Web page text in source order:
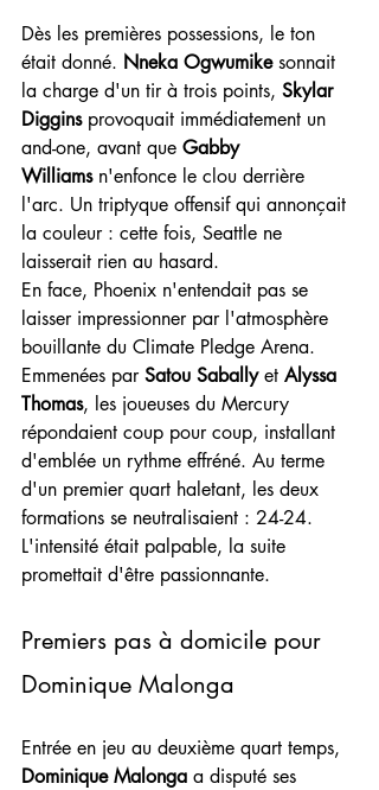
Dès les premières possessions, le ton
était donné. Nneka Ogwumike sonnait
la charge d'un tir à trois points, Skylar
Diggins provoquait immédiatement un
and-one, avant que Gabby
Williams n'enfonce le clou derrière
l'arc. Un triptyque offensif qui annonçait
la couleur : cette fois, Seattle ne
laisserait rien au hasard.
En face, Phoenix n'entendait pas se
laisser impressionner par l'atmosphère
bouillante du Climate Pledge Arena.
Emmenées par Satou Sabally et Alyssa
Thomas, les joueuses du Mercury
répondaient coup pour coup, installant
d'emblée un rythme effréné. Au terme
d'un premier quart haletant, les deux
formations se neutralisaient : 24-24.
L'intensité était palpable, la suite
promettait d'être passionnante.
Premiers pas à domicile pour
Dominique Malonga
Entrée en jeu au deuxième quart temps,
Dominique Malonga a disputé ses